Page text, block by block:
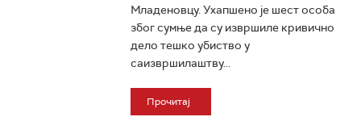
Младеновцу. Ухапшено је шест особа
због сумње да су извршиле кривично
дело тешко убиство у
саизвршилаштву...
Прочитај